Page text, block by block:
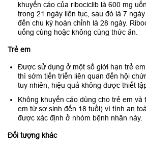
khuyến cáo của ribociclib là 600 mg
trong 21 ngày liên tục, sau đó là 7
đến chu kỳ hoàn chỉnh là 28 ngày.
uống cùng hoặc không cùng thức ăn.
Trẻ em
Được sử dụng ở một số giới hạn trẻ
thì sớm tiến triển liên quan đến hội
tuy nhiên, hiệu quả không được thiết
Không khuyến cáo dùng cho trẻ em và
em từ sơ sinh đến 18 tuổi) vì tính an
được xác định ở nhóm bệnh nhân này.
Đối tượng khác